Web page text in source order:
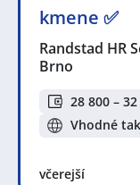
kmene ✅
Randstad HR
Brno
28 800 –
Vhodné
včerejší